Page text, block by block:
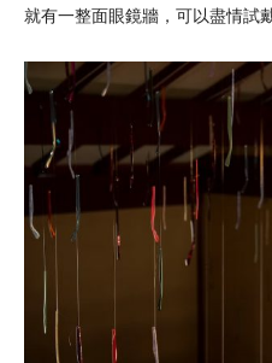
就有一整面眼鏡牆，可以盡情試